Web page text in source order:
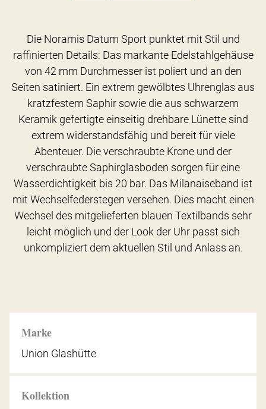
Marke
Union Glashütte
Kollektion
Die Noramis Datum Sport punktet mit Stil und
raffinierten Details: Das markante Edelstahlgehäuse
von 42 mm Durchmesser ist poliert und an den
Seiten satiniert. Ein extrem gewölbtes Uhrenglas aus
kratzfestem Saphir sowie die aus schwarzem
Keramik gefertigte einseitig drehbare Lünette sind
extrem widerstandsfähig und bereit für viele
Abenteuer. Die verschraubte Krone und der
verschraubte Saphirglasboden sorgen für eine
Wasserdichtigkeit bis 20 bar. Das Milanaiseband ist
mit Wechselfederstegen versehen. Dies macht einen
Wechsel des mitgelieferten blauen Textilbands sehr
leicht möglich und der Look der Uhr passt sich
unkompliziert dem aktuellen Stil und Anlass an.